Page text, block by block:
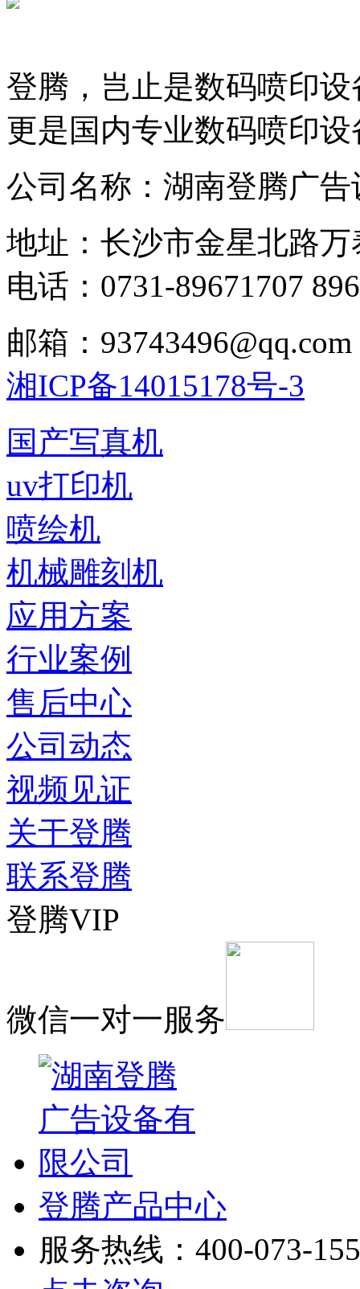
登腾，岂止是数码喷印
更是国内专业数码喷印
公司名称：湖南登腾广
地址：长沙市金星北路万
电话：0731-89671707
邮箱：93743496@qq.com
湘ICP备14015178号-3
国产写真机
uv打印机
喷绘机
机械雕刻机
应用方案
行业案例
售后中心
公司动态
视频见证
关于登腾
联系登腾
登腾VIP
微信一对一服务
登腾产品中心
服务热线：400-073-